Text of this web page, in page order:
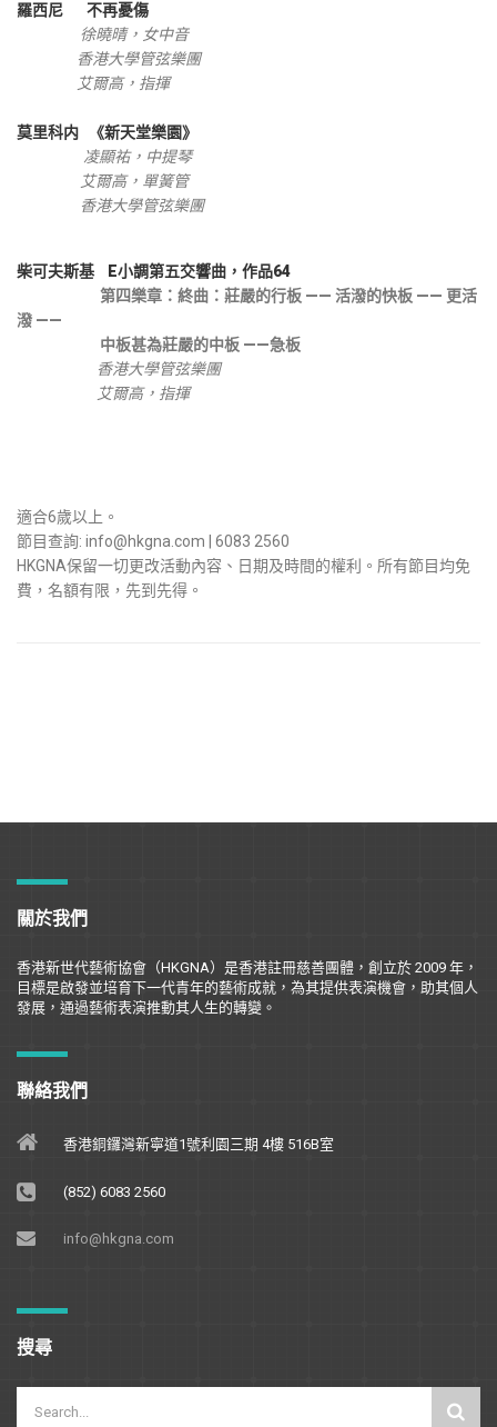
羅西尼 不再憂傷
徐曉晴，女中音
香港大學管弦樂團
艾爾高，指揮
莫里科内 《新天堂樂園》
凌顯祐，中提琴
艾爾高，單簧管
香港大學管弦樂團
柴可夫斯基
E小調第五交響曲，作品64
第四樂章：終曲：莊嚴的行板 —— 活潑的快板 —— 更活
潑 ——
中板甚為莊嚴的中板 ——急板
香港大學管弦樂團
艾爾高，指揮
適合6歲以上。
節目查詢: info@hkgna.com | 6083 2560
HKGNA保留一切更改活動內容、日期及時間的權利。所有節目均免
費，名額有限，先到先得。
關於我們
香港新世代藝術協會（HKGNA）是香港註冊慈善團體，創立於 2009 年，
目標是啟發並培育下一代青年的藝術成就，為其提供表演機會，助其個人
發展，通過藝術表演推動其人生的轉變。
聯絡我們
香港銅鑼灣新寧道1號利園三期 4樓 516B室
(852) 6083 2560
info@hkgna.com
搜尋